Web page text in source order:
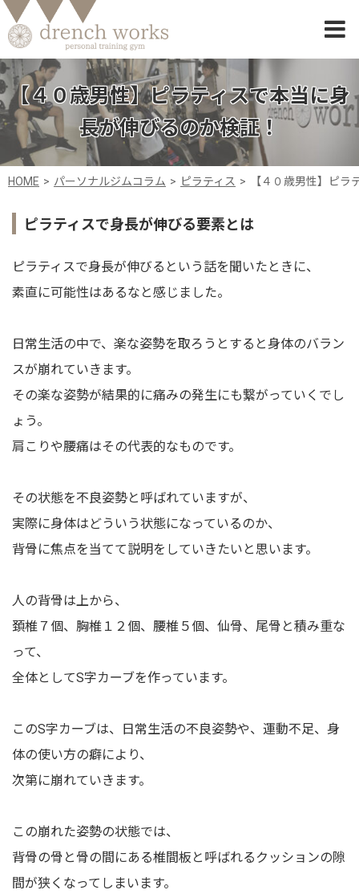
【４０歳男性】ピラティスで本当に身
長が伸びるのか検証！
HOME パーソナルジムコラム ピラティス 【４０歳男性】ピ
ピラティスで身長が伸びる要素とは
ピラティスで身長が伸びるという話を聞いたときに、
素直に可能性はあるなと感じました。
日常生活の中で、楽な姿勢を取ろうとすると身体のバラン
スが崩れていきます。
その楽な姿勢が結果的に痛みの発生にも繋がっていくでし
ょう。
肩こりや腰痛はその代表的なものです。
その状態を不良姿勢と呼ばれていますが、
実際に身体はどういう状態になっているのか、
背骨に焦点を当てて説明をしていきたいと思います。
人の背骨は上から、
頚椎７個、胸椎１２個、腰椎５個、仙骨、尾骨と積み重な
って、
全体としてS字カーブを作っています。
このS字カーブは、日常生活の不良姿勢や、運動不足、身
体の使い方の癖により、
次第に崩れていきます。
この崩れた姿勢の状態では、
背骨の骨と骨の間にある椎間板と呼ばれるクッションの隙
間が狭くなってしまいます。